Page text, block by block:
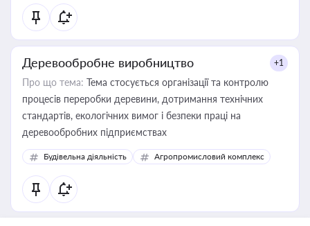
Деревообробне виробництво +1
Про що тема: Тема стосується організації та контролю
процесів переробки деревини, дотримання технічних
стандартів, екологічних вимог і безпеки праці на
деревообробних підприємствах
Будівельна діяльність Агропромисловий комплекс